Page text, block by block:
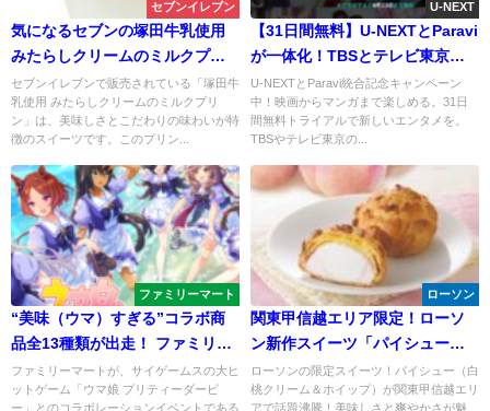
セブンイレブン
気になるセブンの塚田牛乳使用
みたらしクリームのミルクプリ
ン
セブンイレブンで販売されている「塚田牛
乳使用 みたらしクリームのミルクプリ
ン」は、美味しさとこだわりの味わいが特
徴のスイーツです。このプリン...
U-NEXT
【31日間無料】U-NEXTとParavi
が一体化！TBSとテレビ東京の
魅力的なコンテンツを楽しむチ
ャンス
U-NEXTとParavi統合記念キャンペーン
中！映画からマンガまで楽しめる。31日
間無料トライアルで新しいエンタメを。
TBSやテレビ東京の...
ファミリーマート
“美味（ウマ）すぎる”コラボ商
品全13種類が出走！ ファミリー
マート×ウマ娘 プリティーダービ
ー ～「2.5周年記念サマーキャン
ファミリーマートが、サイゲームスの大ヒ
ットゲーム「ウマ娘 プリティーダービ
ー」とのコラボレーションイベントである
ローソン
関東甲信越エリア限定！ローソ
ン新作スイーツ「パイシュー
（白桃クリーム＆ホイップ）長
野県産川中島白桃」が登場！
ローソンの限定スイーツ！パイシュー（白
桃クリーム＆ホイップ）が関東甲信越エリ
アで話題沸騰！美味しさと爽やかさが魅